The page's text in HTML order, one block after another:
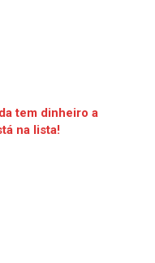
tem dinheiro a
na lista!